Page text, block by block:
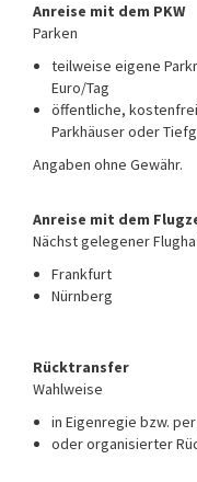
Anreise mit dem PKW
Parken
teilweise eigene
Euro/Tag
öffentliche,
Parkhäuser oder
Angaben ohne Gewähr.
Anreise mit dem
Nächst gelegener
Frankfurt
Nürnberg
Rücktransfer
Wahlweise
in Eigenregie bzw. per
oder organisierter